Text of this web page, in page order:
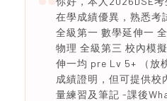
在學成績優異，熟悉考
全級第一 數學延伸一
物理 全級第三 校內模
伸一均 pre Lv 5+ （放
成績證明，但可提供校
量練習及筆記 -課後